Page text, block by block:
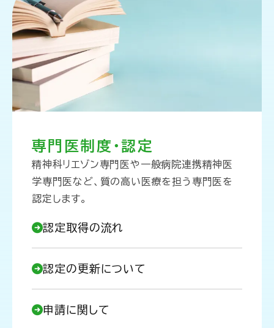
専門医制度・認定
精神科リエゾン専門医や一般病院連携精神医
学専門医など、質の高い医療を担う専門医を
認定します。
認定取得の流れ
認定の更新について
申請に関して